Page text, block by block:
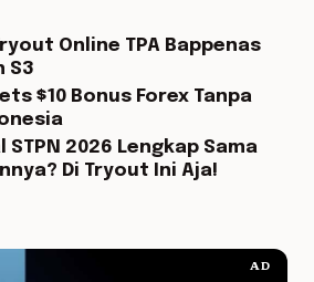
Online TPA Bappenas
S3
$10 Bonus Forex Tanpa
STPN 2026 Lengkap Sama
Di Tryout Ini Aja!
AD